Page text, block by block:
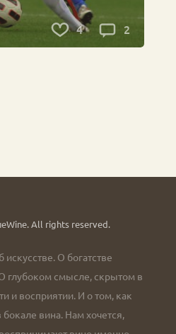
2
4
All rights reserved.
О богатстве
глубоком смысле, скрытом в
и восприятии. И о том, как
вина. Нам хочется,